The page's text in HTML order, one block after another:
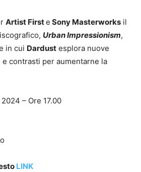
Artist Firste Sony Masterworks il
Urban Impressionism,
in cui Dardust esplora nuove
contrasti per aumentarne la
– Ore 17.00
LINK